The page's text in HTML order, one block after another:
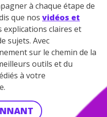
à chaque étape de
que nos vidéos et
explications claires et
sujets. Avec
sur le chemin de la
outils et du
à votre
à cette adresse e-mail. En
à ce que vos
traitées par SEJER, sous
puisse vous donner
pendant 24h. Pour en
personnelles et
consulter